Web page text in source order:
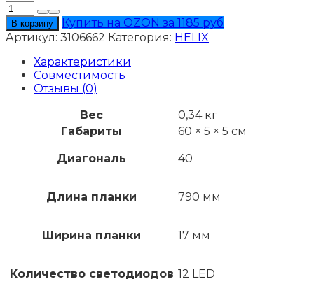
Количество
товара
Подсветка
HELIX
HTV-
407T2
В корзину
Купить на OZON за 1185 руб
Артикул: 3106662 Категория: HELIX
Характеристики
Совместимость
Отзывы (0)
Вес
0,34 кг
Габариты
60 × 5 × 5 см
Диагональ 40
Длина планки 790 мм
Ширина планки 17 мм
Количество светодиодов 12 LED